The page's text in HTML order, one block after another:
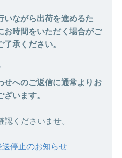
いながら出荷を進めるた
お時間をいただく場合がご
承ください。
せへのご返信に通常よりお
います。
くださいませ。
停止のお知らせ